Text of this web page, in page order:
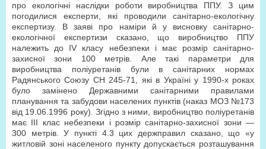
про екологічні наслідки роботи виробництва ППУ. З цим
погодилися експерти, які проводили санітарно-екологічну
експертизу. В заяві про наміри й у висновку санітарно-
екологічної експертизи сказано, що виробництво ППУ
належить до IV класу небезпеки і має розмір санітарно-
захисної зони 100 метрів. Але такі параметри для
виробництва поліуретанів були в санітарних нормах
Радянського Союзу СН 245-71, які в Україні у 1990-х роках
було замінено Державними санітарними правилами
планування та забудови населених пунктів (наказ МОЗ №173
від 19.06.1996 року). Згідно з ними, виробництво поліуретанів
має III клас небезпеки і розмір санітарно-захисної зони —
300 метрів. У пункті 4.3 цих держправил сказано, що «у
житловій зоні населеного пункту допускається розташування